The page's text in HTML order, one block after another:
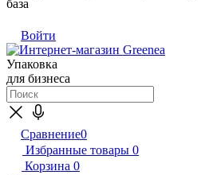
база
Войти
Упаковка
для бизнеса
Сравнение0
Избранные товары 0
Корзина 0